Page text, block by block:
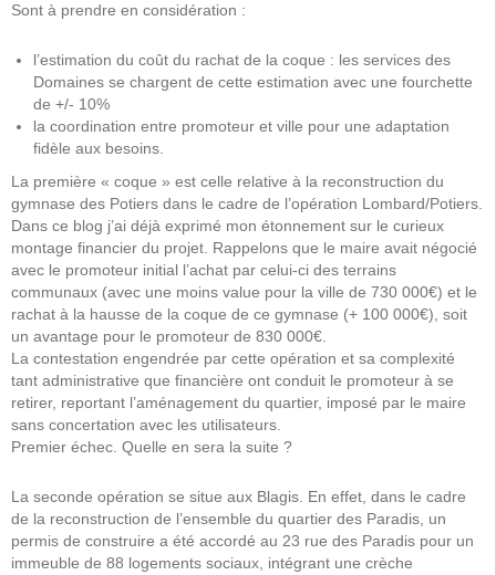
Sont à prendre en considération :
l’estimation du coût du rachat de la coque : les services des
Domaines se chargent de cette estimation avec une fourchette
de +/- 10%
la coordination entre promoteur et ville pour une adaptation
fidèle aux besoins.
La première « coque » est celle relative à la reconstruction du
gymnase des Potiers dans le cadre de l’opération Lombard/Potiers.
Dans ce blog j’ai déjà exprimé mon étonnement sur le curieux
montage financier du projet. Rappelons que le maire avait négocié
avec le promoteur initial l’achat par celui-ci des terrains
communaux (avec une moins value pour la ville de 730 000€) et le
rachat à la hausse de la coque de ce gymnase (+ 100 000€), soit
un avantage pour le promoteur de 830 000€.
La contestation engendrée par cette opération et sa complexité
tant administrative que financière ont conduit le promoteur à se
retirer, reportant l’aménagement du quartier, imposé par le maire
sans concertation avec les utilisateurs.
Premier échec. Quelle en sera la suite ?
La seconde opération se situe aux Blagis. En effet, dans le cadre
de la reconstruction de l’ensemble du quartier des Paradis, un
permis de construire a été accordé au 23 rue des Paradis pour un
immeuble de 88 logements sociaux, intégrant une crèche